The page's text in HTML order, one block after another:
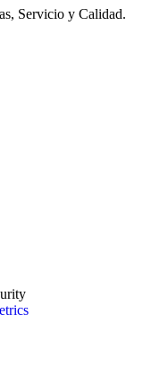
Servicio y Calidad.